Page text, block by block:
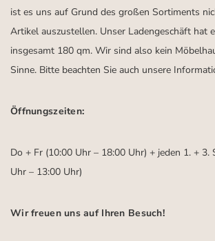
ist es uns auf Grund des großen Sortiments
Artikel auszustellen. Unser Ladengeschäft hat
insgesamt 180 qm. Wir sind also kein
Sinne. Bitte beachten Sie auch unsere
Öffnungszeiten:
Do + Fr (10:00 Uhr – 18:00 Uhr) + jeden 1. + 3.
Uhr – 13:00 Uhr)
Wir freuen uns auf Ihren Besuch!